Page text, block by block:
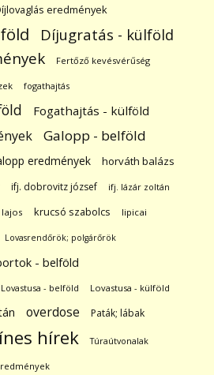
eredmények
Díjugratás - külföld
Fertőző kevésvérűség
fogathajtás
Fogathajtás - külföld
Galopp - belföld
eredmények horváth balázs
ifj. dobrovitz józsef ifj. lázár zoltán
lajos krucsó szabolcs lipicai
Lovasrendőrök; polgárőrök
- belföld
Lovastusa - belföld Lovastusa - külföld
overdose Paták; lábak
hírek Túraútvonalak